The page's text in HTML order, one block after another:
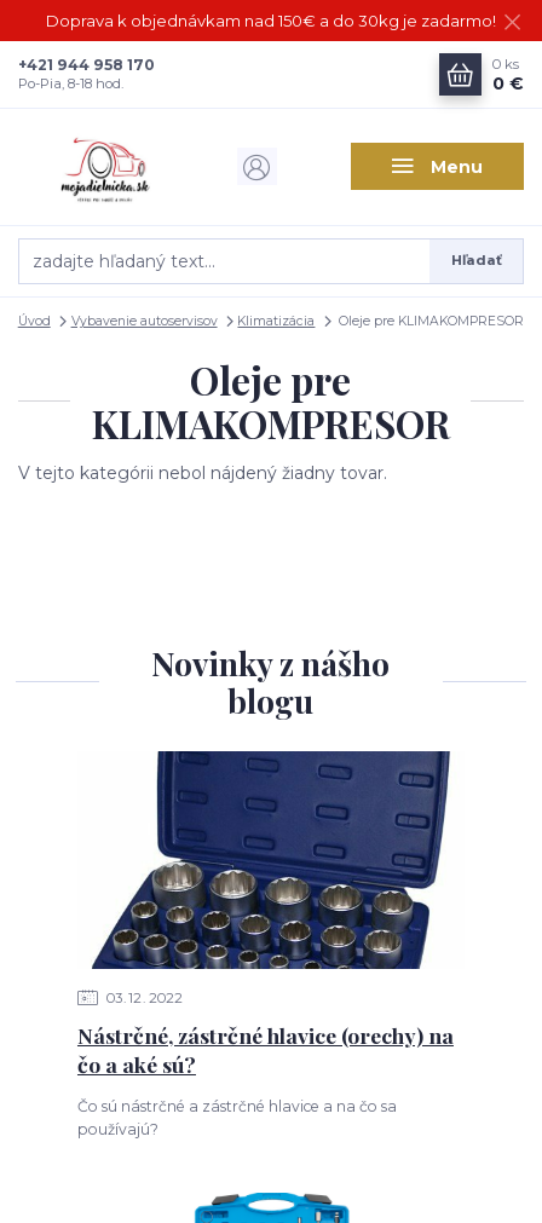
Doprava k objednávkam nad 150€ a do 30kg je zadarmo!
Menu
Hľadať
+421 944 958 170
Po-Pia, 8-18 hod.
0 ks
0 €
Úvod Vybavenie autoservisov Klimatizácia Oleje pre KLIMAKOMPRESOR
Oleje pre
KLIMAKOMPRESOR
V tejto kategórii nebol nájdený žiadny tovar.
Novinky z nášho
blogu
03 12 2022
Nástrčné, zástrčné hlavice (orechy) na
čo a aké sú?
Čo sú nástrčné a zástrčné hlavice a na čo sa
používajú?